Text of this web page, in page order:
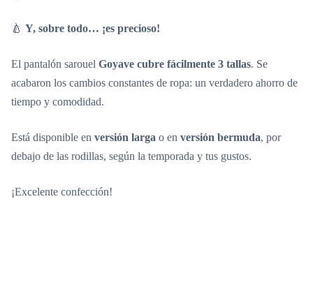
🍐 Y, sobre todo… ¡es precioso!
El pantalón sarouel Goyave cubre fácilmente 3 tallas. Se
acabaron los cambios constantes de ropa: un verdadero ahorro de
tiempo y comodidad.
Está disponible en versión larga o en versión bermuda, por
debajo de las rodillas, según la temporada y tus gustos.
¡Excelente confección!